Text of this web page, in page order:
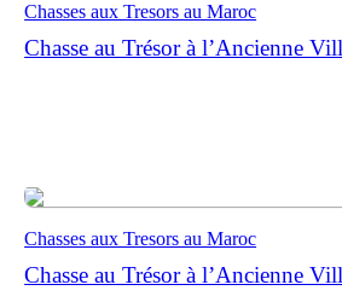
Chasses aux Tresors au Maroc
Chasse au Trésor à l’Ancienne
Chasses aux Tresors au Maroc
Chasse au Trésor à l’Ancienne